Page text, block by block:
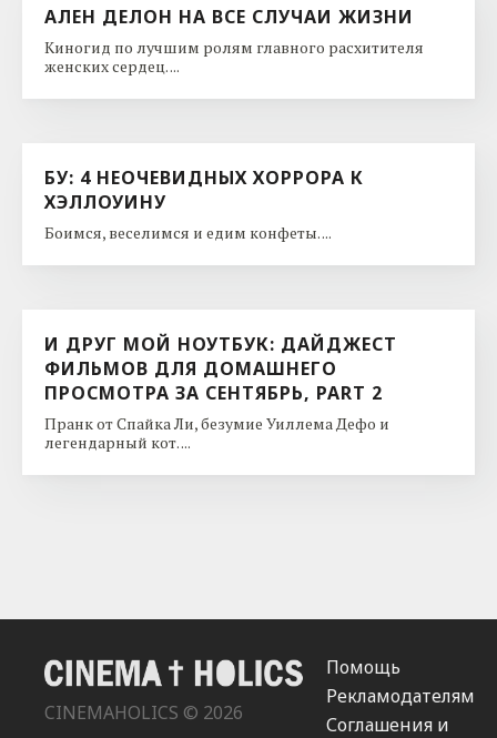
АЛЕН ДЕЛОН НА ВСЕ СЛУЧАИ ЖИЗНИ
Киногид по лучшим ролям главного расхитителя
женских сердец. ...
БУ: 4 НЕОЧЕВИДНЫХ ХОРРОРА К
ХЭЛЛОУИНУ
Боимся, веселимся и едим конфеты. ...
И ДРУГ МОЙ НОУТБУК: ДАЙДЖЕСТ
ФИЛЬМОВ ДЛЯ ДОМАШНЕГО
ПРОСМОТРА ЗА СЕНТЯБРЬ, PART 2
Пранк от Спайка Ли, безумие Уиллема Дефо и
легендарный кот. ...
CINEMAHOLICS © 2026
Помощь
Рекламодателям
Соглашения и